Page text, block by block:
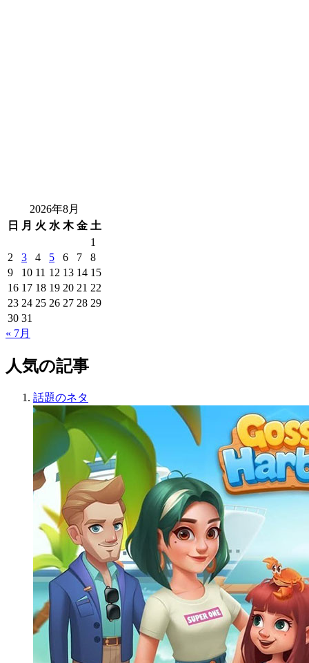
2026年8月
日 月 火 水 木 金 土
1
2
3 4 5 6 7
8
9
10 11 12 13 14 15
16 17 18 19 20 21 22
23 24 25 26 27 28 29
30 31
« 7月
人気の記事
話題のネタ